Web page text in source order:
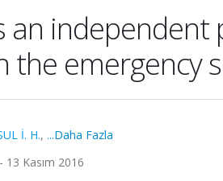
an
emergency
İ. H., ...Daha Fazla
13 Kasım 2016